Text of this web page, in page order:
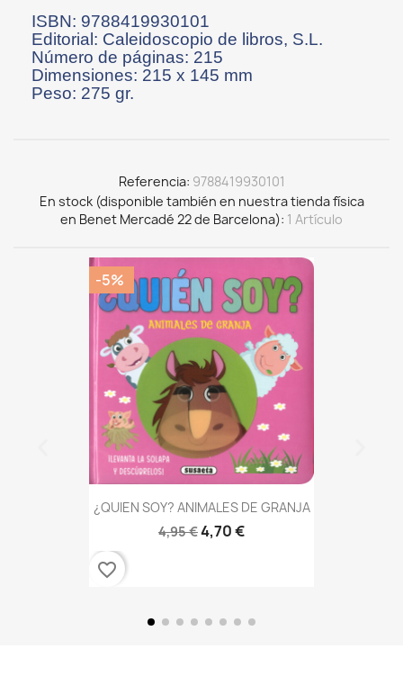
ISBN: 9788419930101
Editorial: Caleidoscopio de libros, S.L.
Número de páginas: 215
Dimensiones: 215 x 145 mm
Peso: 275 gr.
Referencia 9788419930101
En stock (disponible también en nuestra tienda física
en Benet Mercadé 22 de Barcelona) 1 Artículo
¿QUIEN SOY? ANIMALES DE GRANJA
4,95 €4,70 €
-5%
favorite_border